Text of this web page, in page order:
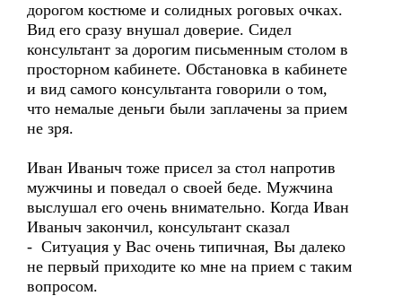
дорогом костюме и солидных роговых очках.
Вид его сразу внушал доверие. Сидел
консультант за дорогим письменным столом в
просторном кабинете. Обстановка в кабинете
и вид самого консультанта говорили о том,
что немалые деньги были заплачены за прием
не зря.
Иван Иваныч тоже присел за стол напротив
мужчины и поведал о своей беде. Мужчина
выслушал его очень внимательно. Когда Иван
Иваныч закончил, консультант сказал
- Ситуация у Вас очень типичная, Вы далеко
не первый приходите ко мне на прием с таким
вопросом.